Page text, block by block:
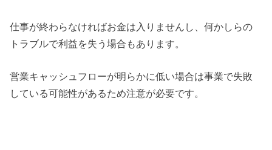
仕事が終わらなければお金は入りませんし、何かしらの
トラブルで利益を失う場合もあります。
営業キャッシュフローが明らかに低い場合は事業で失敗
している可能性があるため注意が必要です。